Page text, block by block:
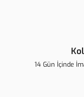
14 Gün İçinde